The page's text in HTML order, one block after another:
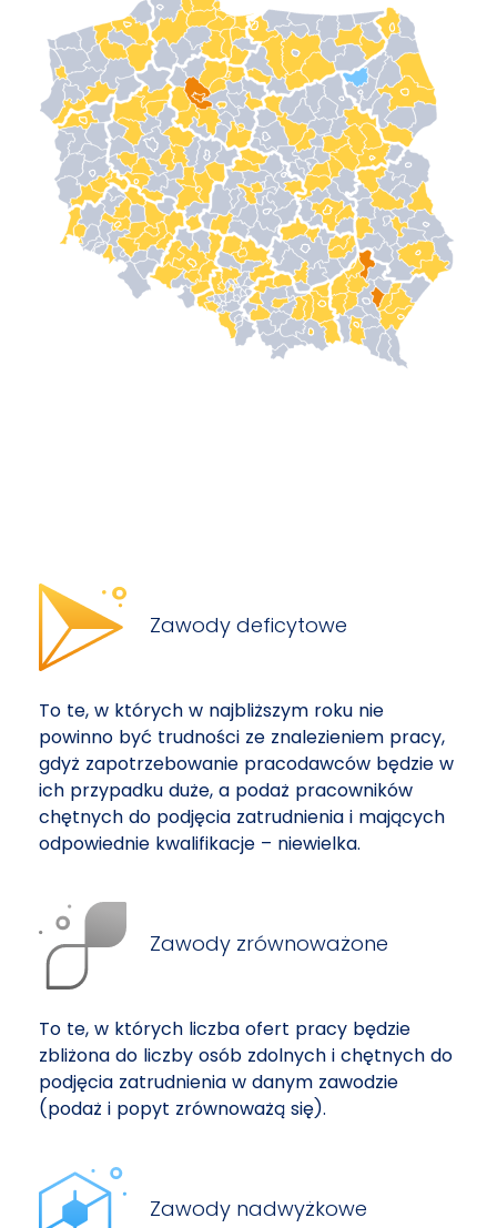
Zawody deficytowe
To te, w których w najbliższym roku nie
powinno być trudności ze znalezieniem pracy,
gdyż zapotrzebowanie pracodawców będzie w
ich przypadku duże, a podaż pracowników
chętnych do podjęcia zatrudnienia i mających
odpowiednie kwalifikacje – niewielka.
Zawody zrównoważone
To te, w których liczba ofert pracy będzie
zbliżona do liczby osób zdolnych i chętnych do
podjęcia zatrudnienia w danym zawodzie
(podaż i popyt zrównoważą się).
Zawody nadwyżkowe